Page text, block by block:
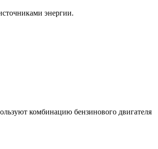
энергии.
комбинацию бензинового двигателя